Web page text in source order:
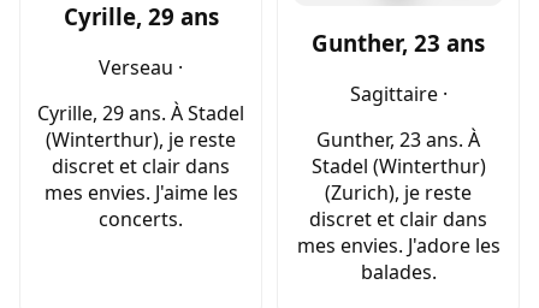
Cyrille, 29 ans
Verseau ·
Cyrille, 29 ans. À Stadel
(Winterthur), je reste
discret et clair dans
mes envies. J'aime les
concerts.
Gunther, 23 ans
Sagittaire ·
Gunther, 23 ans. À
Stadel (Winterthur)
(Zurich), je reste
discret et clair dans
mes envies. J'adore les
balades.